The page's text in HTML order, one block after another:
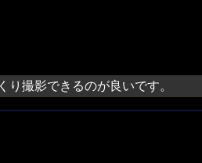
撮影できるのが良いです。